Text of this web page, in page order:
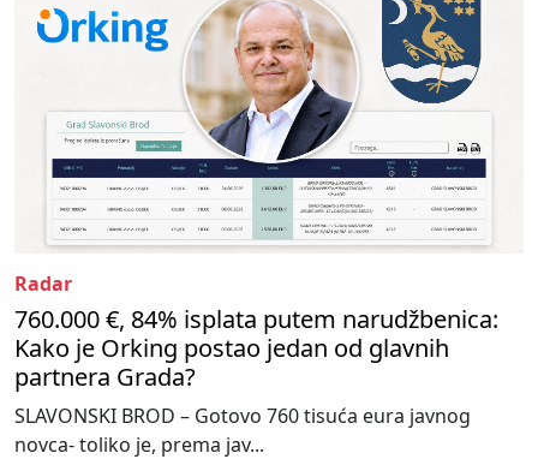
Radar
760.000 €, 84% isplata putem narudžbenica:
Kako je Orking postao jedan od glavnih
partnera Grada?
SLAVONSKI BROD – Gotovo 760 tisuća eura javnog
novca- toliko je, prema jav...